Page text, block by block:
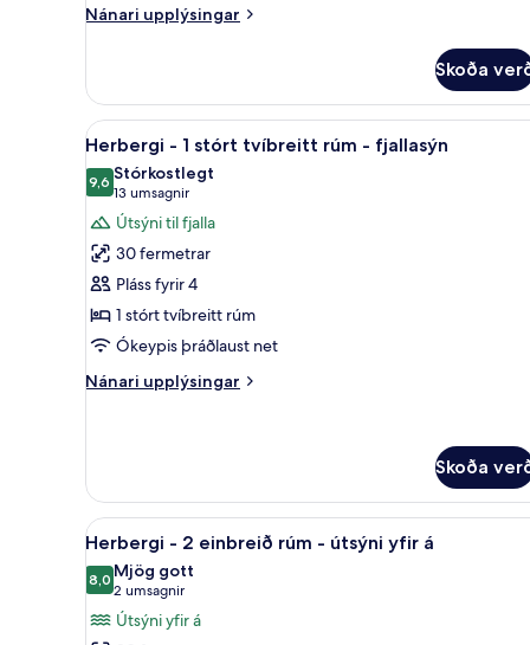
Nánari upplýsingar
Nánari
Executive
Suite
King
Skoða
Skoða
allar
myndir
fyrir
Herbergi
-
1
stórt
tvíbreitt
rúm
7
Herbergi - 1 stórt tvíbreitt rúm - fjallasýn
9,69,6 af 10
Stórkostlegt
13 umsagnir
(13
umsagnir)
Útsýni til fjalla
30 fermetrar
Pláss fyrir 4
1 stórt tvíbreitt rúm
Ókeypis þráðlaust net
Nánari upplýsingar
Nánari
1
stórt
tvíbreitt
rúm
-
fjallasýn
Skoða
Skoða
allar
myndir
fyrir
Herbergi
Rúmföt af bestu gerð,
3
Herbergi - 2 einbreið rúm - útsýni yfir á
8,08,0 af 10
Mjög gott
2 umsagnir
(2
umsagnir)
Útsýni yfir á